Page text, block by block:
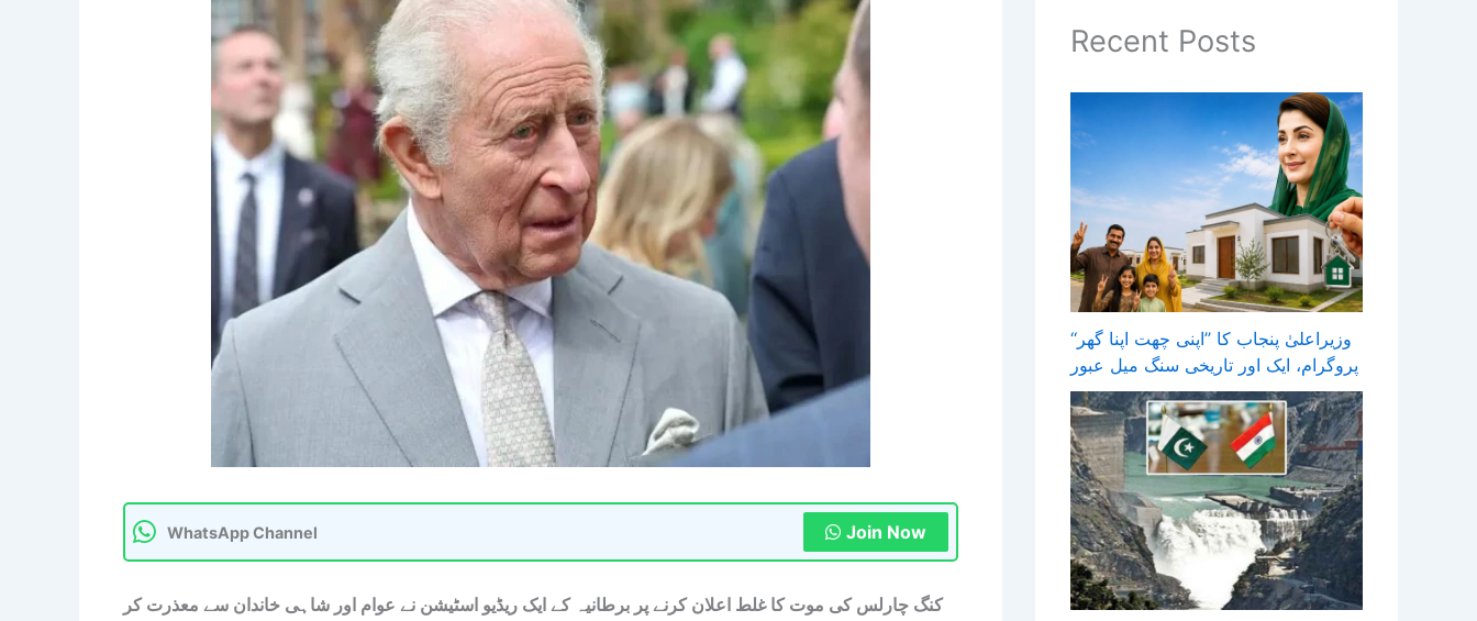
WhatsApp Channel Join Now
کنگ چارلس کی موت کا غلط اعلان کرنے پر برطانیہ کے ایک ریڈیو اسٹیشن نے عوام اور شاہی خاندان سے معذرت کر
Recent Posts
وزیراعلیٰ پنجاب کا ’’اپنی چھت اپنا گھر‘‘
پروگرام، ایک اور تاریخی سنگ میل عبور